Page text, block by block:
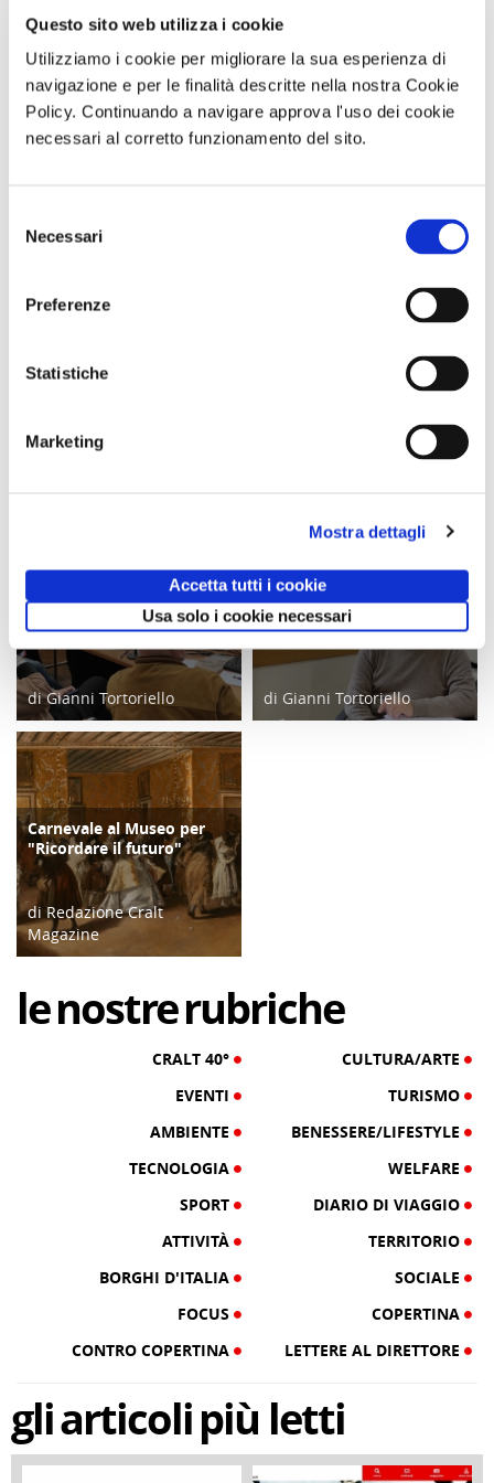
Questo sito web utilizza i cookie
Utilizziamo i cookie per migliorare la sua esperienza di
navigazione e per le finalità descritte nella nostra Cookie
Policy. Continuando a navigare approva l'uso dei cookie
necessari al corretto funzionamento del sito.
delNecessari
Preferenze
Statistiche
Marketing
Mostra dettagli
Accetta tutti i cookie
Usa solo i cookie necessari
NATURALISTICA
ore 10:00
Comunicato n. 96
Napoli, 03 Agosto
Brenta - Sabato
12 Settembre
2026 - Località
Comunicato n. 30
Venezia Mestre, 04
Agosto 2026
potrebbero interessarti
Alla FITEL una tavola
rotonda con i grandi CRAL
di Gianni Tortoriello
25/03/23
FOCUS
Conosciamo insieme la
FITEL
di Gianni Tortoriello
CULTURA/ARTE
Carnevale al Museo per
"Ricordare il futuro"
di Redazione Cralt
Magazine
lenostrerubriche
CRALT 40°
CULTURA/ARTE
EVENTI
TURISMO
AMBIENTE
BENESSERE/LIFESTYLE
TECNOLOGIA
WELFARE
SPORT
DIARIO DI VIAGGIO
ATTIVITÀ
TERRITORIO
BORGHI D'ITALIA
SOCIALE
FOCUS
COPERTINA
CONTRO COPERTINA
LETTERE AL DIRETTORE
gliarticolipiù letti